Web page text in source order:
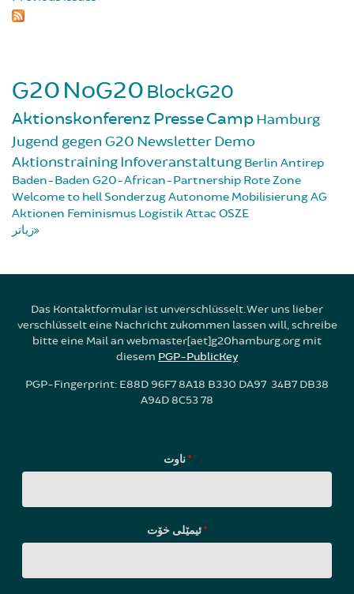
G20NoG20 BlockG20
Aktionskonferenz PresseCampHamburg
Jugend gegen G20 NewsletterDemo
AktionstrainingInfoveranstaltung Berlin Antirep
Baden-Baden G20-African-Partnership Rote Zone
Welcome to hellSonderzugAutonome MobilisierungAG
Aktionen Feminismus Logistik Attac OSZE
زیاتر
Das Kontaktformular ist unverschlüsselt. Wer uns lieber
verschlüsselt eine Nachricht zukommen lassen will, schreibe
bitte eine Mail an webmaster[aet]g20hamburg.org mit
diesem PGP-PublicKey
PGP-Fingerprint: E88D 96F7 8A18 B330 DA97 34B7 DB38
A94D 8C53 78
ناوت*
*